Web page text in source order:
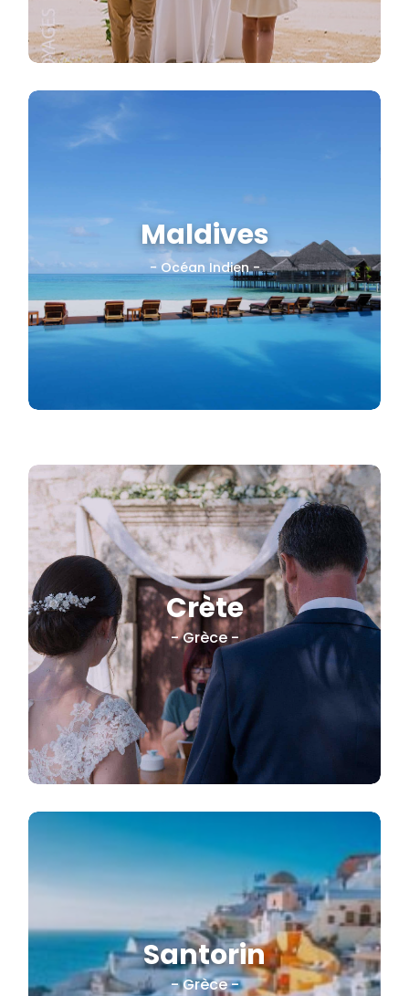
Maldives
- Océan Indien -
Île-hôtel. Villa pilotis. Lagons
turquoise
Crète
- Grèce -
Authenticité . Diversité .
Cuisine
Santorin
- Grèce -
Vue époustouflante . Coucher
de soleil